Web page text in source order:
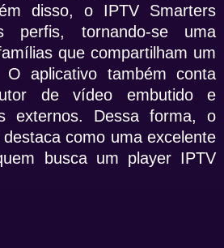
disso, o IPTV Smarters
perfis, tornando-se uma
que compartilham um
aplicativo também conta
de vídeo embutido e
externos. Dessa forma, o
como uma excelente
busca um player IPTV